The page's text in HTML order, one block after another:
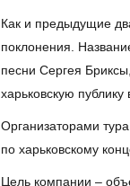
Как и предыдущие
поклонения.
песни Сергея
харьковскую
Организаторами
по харьковскому
Цель компании –